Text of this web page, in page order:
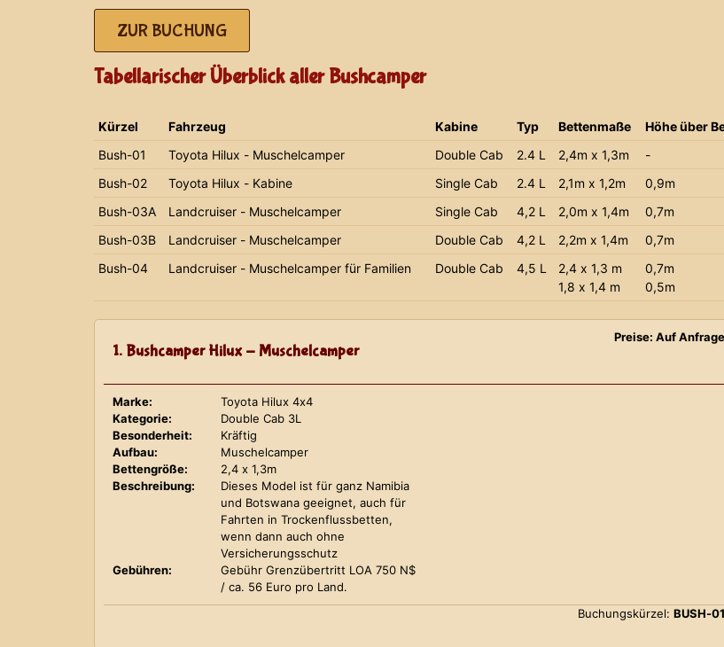
ZUR BUCHUNG
Tabellarischer Überblick aller Bushcamper
Kürzel Fahrzeug Kabine Typ Bettenmaße
Höhe über
Bush-01
Toyota Hilux - Muschelcamper Double Cab 2.4 L 2,4m x 1,3m
-
Bush-02
Toyota Hilux - Kabine Single Cab 2.4 L 2,1m x 1,2m
0,9m
Bush-03A
Landcruiser - Muschelcamper Single Cab 4,2 L 2,0m x 1,4m
0,7m
Bush-03B
Landcruiser - Muschelcamper Double Cab 4,2 L 2,2m x 1,4m
0,7m
Bush-04
Landcruiser - Muschelcamper für Familien Double Cab 4,5 L
2,4 x 1,3 m
1,8 x 1,4 m
0,7m
0,5m
1. Bushcamper Hilux - Muschelcamper
Preise: Auf Anfrage
Marke:
Toyota Hilux 4x4
Kategorie:
Double Cab 3L
Besonderheit:
Kräftig
Aufbau:
Muschelcamper
Bettengröße:
2,4 x 1,3m
Beschreibung:
Dieses Model ist für ganz Namibia
und Botswana geeignet, auch für
Fahrten in Trockenflussbetten,
wenn dann auch ohne
Versicherungsschutz
Gebühren:
Gebühr Grenzübertritt LOA 750 N$
/ ca. 56 Euro pro Land.
Buchungskürzel: BUSH-01